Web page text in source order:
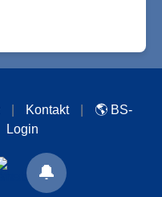
Kontakt
🌎 BS-
Login
🔔